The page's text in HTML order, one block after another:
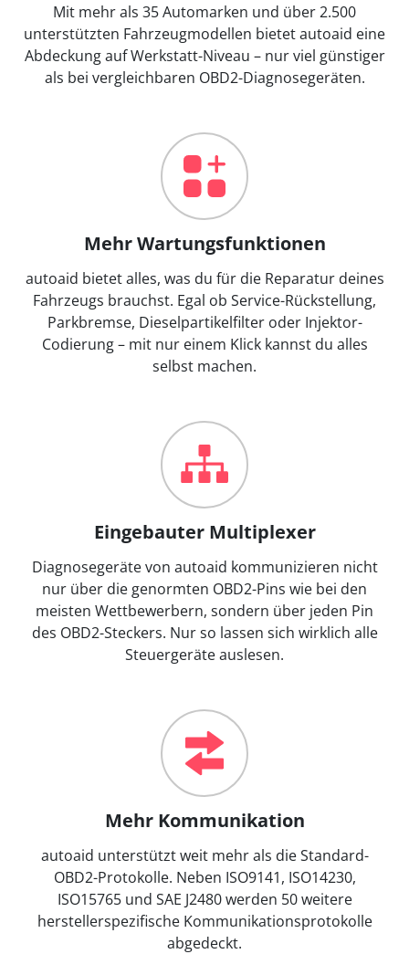
Mit mehr als 35 Automarken und über 2.500
unterstützten Fahrzeugmodellen bietet autoaid eine
Abdeckung auf Werkstatt-Niveau – nur viel günstiger
als bei vergleichbaren OBD2-Diagnosegeräten.
Mehr Wartungsfunktionen
autoaid bietet alles, was du für die Reparatur deines
Fahrzeugs brauchst. Egal ob Service-Rückstellung,
Parkbremse, Dieselpartikelfilter oder Injektor-
Codierung – mit nur einem Klick kannst du alles
selbst machen.
Eingebauter Multiplexer
Diagnosegeräte von autoaid kommunizieren nicht
nur über die genormten OBD2-Pins wie bei den
meisten Wettbewerbern, sondern über jeden Pin
des OBD2-Steckers. Nur so lassen sich wirklich alle
Steuergeräte auslesen.
Mehr Kommunikation
autoaid unterstützt weit mehr als die Standard-
OBD2-Protokolle. Neben ISO9141, ISO14230,
ISO15765 und SAE J2480 werden 50 weitere
herstellerspezifische Kommunikationsprotokolle
abgedeckt.